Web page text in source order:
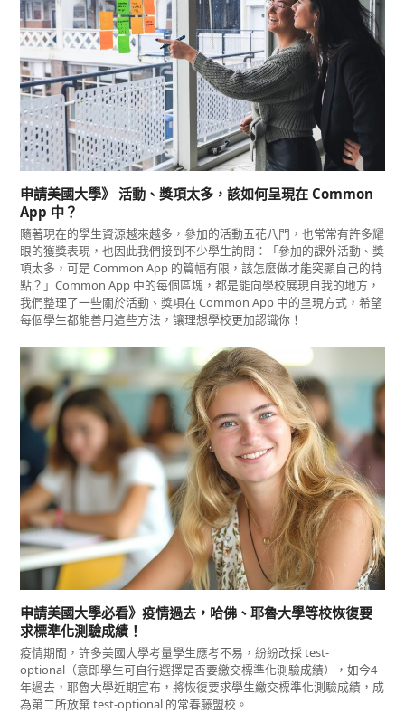
申請美國大學》 活動、獎項太多，該如何呈現在 Common
App 中？
隨著現在的學生資源越來越多，參加的活動五花八門，也常常有許多耀
眼的獲獎表現，也因此我們接到不少學生詢問：「參加的課外活動、獎
項太多，可是 Common App 的篇幅有限，該怎麼做才能突顯自己的特
點？」Common App 中的每個區塊，都是能向學校展現自我的地方，
我們整理了一些關於活動、獎項在 Common App 中的呈現方式，希望
每個學生都能善用這些方法，讓理想學校更加認識你！
申請美國大學必看》疫情過去，哈佛、耶魯大學等校恢復要
求標準化測驗成績！
疫情期間，許多美國大學考量學生應考不易，紛紛改採 test-
optional（意即學生可自行選擇是否要繳交標準化測驗成績），如今4
年過去，耶魯大學近期宣布，將恢復要求學生繳交標準化測驗成績，成
為第二所放棄 test-optional 的常春藤盟校。